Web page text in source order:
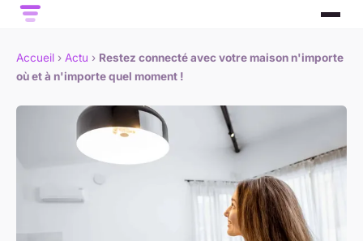
Accueil › Actu › Restez connecté avec votre maison n'importe
où et à n'importe quel moment !